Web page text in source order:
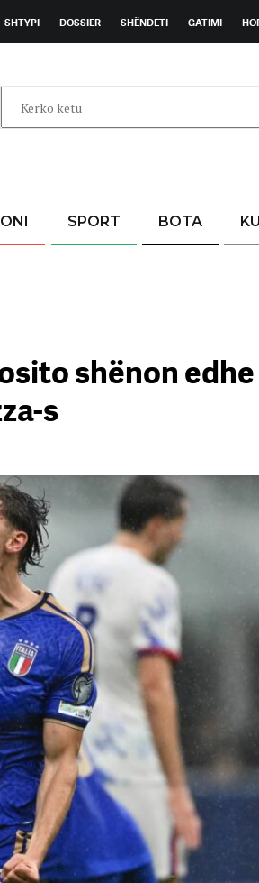
SHTYPI DOSSIER SHËNDETI GATIMI
SPORT BOTA
shënon edhe
s
Korridori VIII
tërë, banorët e
paralajmërojnë
re po na izolon!
07 Gusht, 2026
Përkujtohet
që i kushtoi
antologji me
07 Gusht, 2026
“Rama po përdor
për të
Përfituesi kryesor
mbrojtjes është
interesat që
kompanie
07 Gusht, 2026
Zjarr pranë
digjen kazanët e
automjete